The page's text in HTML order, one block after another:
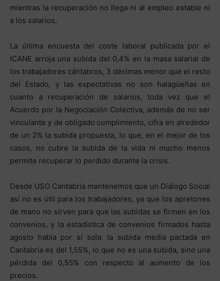
mientras la recuperación no llega ni al empleo estable ni
a los salarios,
La última encuesta del coste laboral publicada por el
ICANE arroja una subida del 0,4% en la masa salarial de
los trabajadores cántabros, 3 décimas menor que el resto
del Estado, y las expectativas no son halagüeñas en
cuanto a recuperación de salarios, toda vez que el
Acuerdo por la Negociación Colectiva, además de no ser
vinculante y de obligado cumplimiento, cifra en alrededor
de un 2% la subida propuesta, lo que, en el mejor de los
casos, no cubre la subida de la vida ni mucho menos
permite recuperar lo perdido durante la crisis.
Desde USO Cantabria mantenemos que un Diálogo Social
así no es útil para los trabajadores, ya que los apretones
de mano no sirven para que las subidas se firmen en los
convenios, y la estadística de convenios firmados hasta
agosto habla por sí sola: la subida media pactada en
Cantabria es del 1,55%, lo que no es una subida, sino una
pérdida del 0,55% con respecto al aumento de los
precios.